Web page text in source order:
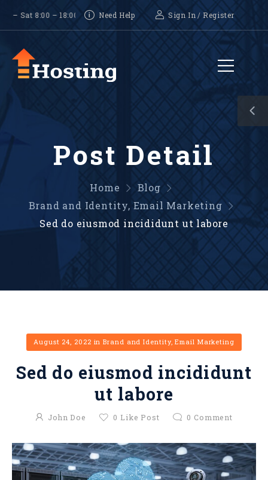
8:00 – 18:00, Sunday-CLOSED
Need Help Sign In / Register
Post Detail
Home
Blog
Brand and Identity, Email Marketing
Sed do eiusmod incididunt ut labore
August 24, 2022 inBrand and Identity,Email Marketing
Sed do eiusmod incididunt
ut labore
John Doe 0 Like Post 0 Comment